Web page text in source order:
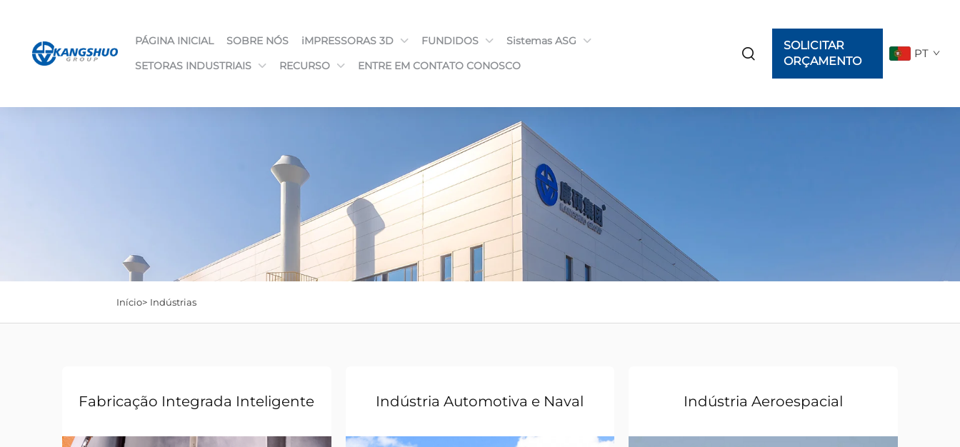
PÁGINA INICIAL SOBRE NÓS iMPRESSORAS 3D FUNDIDOS
Sistemas ASG
SETORAS INDUSTRIAIS
RECURSO ENTRE EM CONTATO CONOSCO
SOLICITAR
ORÇAMENTO
PT
Início> Indústrias
Fabricação Integrada Inteligente Indústria Automotiva e Naval Indústria Aeroespacial